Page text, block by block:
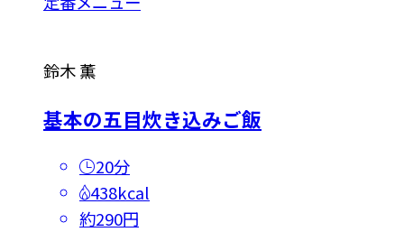
鈴木 薫
基本の五目炊き込みご飯
20分
438kcal
約290円